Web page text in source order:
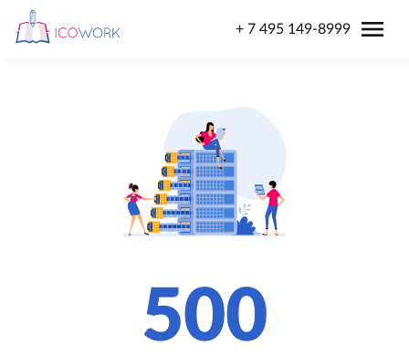
+ 7 495 149-8999 menu
500